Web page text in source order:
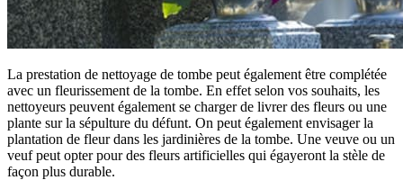
La prestation de nettoyage de tombe peut également être complétée
avec un fleurissement de la tombe. En effet selon vos souhaits, les
nettoyeurs peuvent également se charger de livrer des fleurs ou une
plante sur la sépulture du défunt. On peut également envisager la
plantation de fleur dans les jardinières de la tombe. Une veuve ou un
veuf peut opter pour des fleurs artificielles qui égayeront la stèle de
façon plus durable.